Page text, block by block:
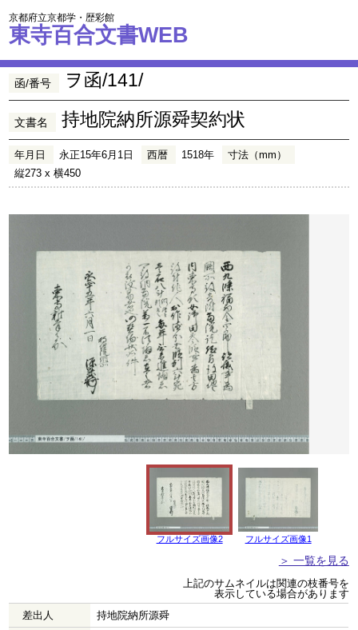
京都府立京都学・歴彩館
東寺百合文書WEB
函/番号 ヲ函/141/
文書名 持地院納所源舜契約状
年月日 永正15年6月1日 西暦 1518年
寸法（mm）
縦273 x 横450
フルサイズ画像2 フルサイズ画像1
＞ 一覧を見る
上記のサムネイルは関連の枝番号を
表示している場合があります
差出人
持地院納所源舜